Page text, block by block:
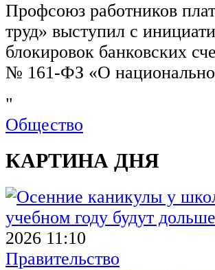
Профсоюз работников
труд» выступил с
блокировок банковских
№ 161-ФЗ «О
"
Общество
КАРТИНА ДНЯ
2026 11:10
Правительство